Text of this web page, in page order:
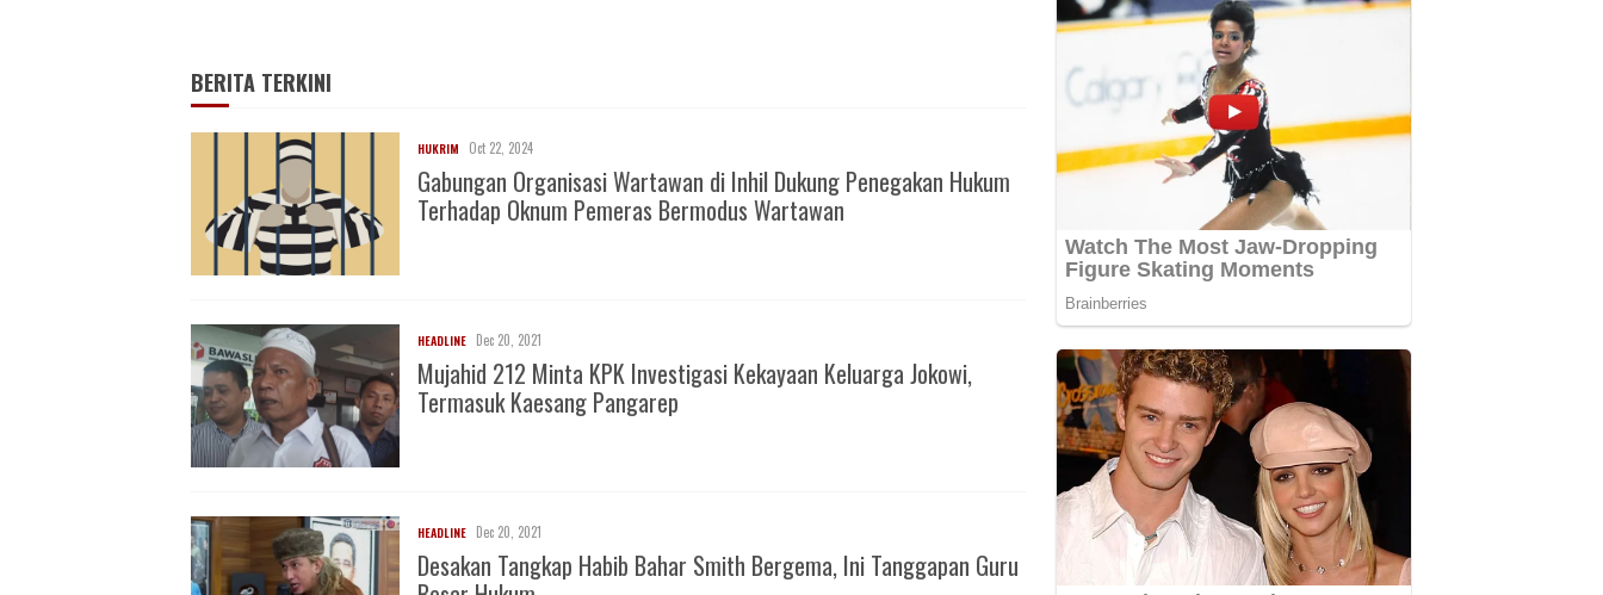
BERITA TERKINI
HUKRIM Oct 22, 2024
Gabungan Organisasi Wartawan di Inhil Dukung Penegakan Hukum
Terhadap Oknum Pemeras Bermodus Wartawan
HEADLINE Dec 20, 2021
Mujahid 212 Minta KPK Investigasi Kekayaan Keluarga Jokowi,
Termasuk Kaesang Pangarep
HEADLINE Dec 20, 2021
Desakan Tangkap Habib Bahar Smith Bergema, Ini Tanggapan Guru